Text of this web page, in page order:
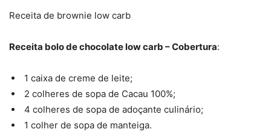
Receita de brownie low carb
Receita bolo de chocolate low carb – Cobertura:
1 caixa de creme de leite;
2 colheres de sopa de Cacau 100%;
4 colheres de sopa de adoçante culinário;
1 colher de sopa de manteiga.